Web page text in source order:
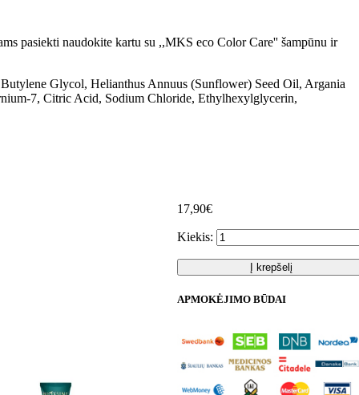
pasiekti naudokite kartu su ,,MKS eco Color Care'' šampūnu ir
Glycol, Helianthus Annuus (Sunflower) Seed Oil, Argania
7, Citric Acid, Sodium Chloride, Ethylhexylglycerin,
17,90€
Kiekis:
Į krepšelį
APMOKĖJIMO BŪDAI